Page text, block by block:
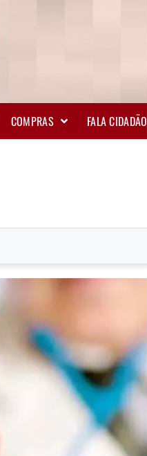
COMPRAS FALA CIDADÃO